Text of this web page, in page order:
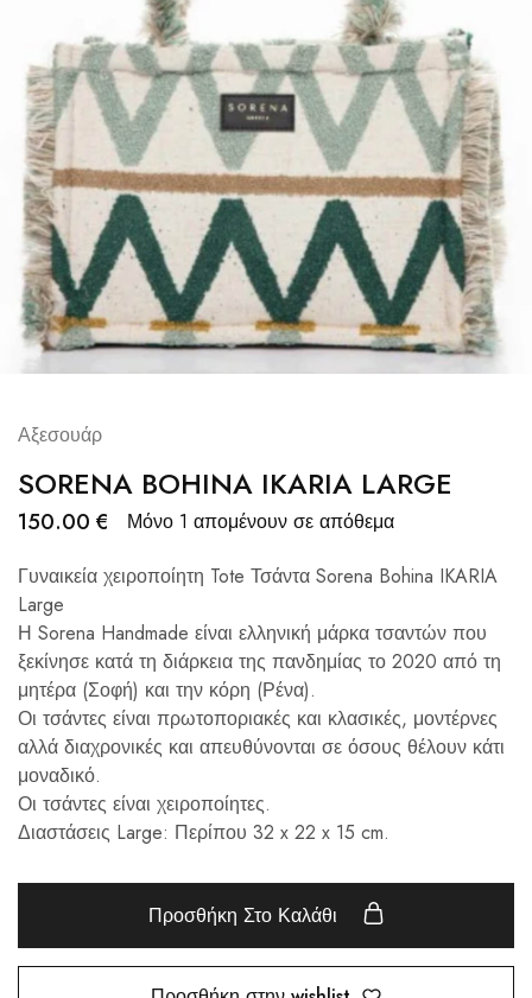
Αξεσουάρ
SORENA BOHINA IKARIA LARGE
150.00 €
Μόνο 1 απομένουν σε απόθεμα
Γυναικεία χειροποίητη Tote Τσάντα Sorena Bohina IKARIA
Large
Η Sorena Handmade είναι ελληνική μάρκα τσαντών που
ξεκίνησε κατά τη διάρκεια της πανδημίας το 2020 από τη
μητέρα (Σοφή) και την κόρη (Ρένα).
Οι τσάντες είναι πρωτοποριακές και κλασικές, μοντέρνες
αλλά διαχρονικές και απευθύνονται σε όσους θέλουν κάτι
μοναδικό.
Οι τσάντες είναι χειροποίητες.
Διαστάσεις Large: Περίπου 32 x 22 x 15 cm.
Προσθήκη Στο Καλάθι